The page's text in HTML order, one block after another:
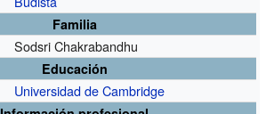
Familia
Sodsri Chakrabandhu
Educación
Universidad de Cambridge